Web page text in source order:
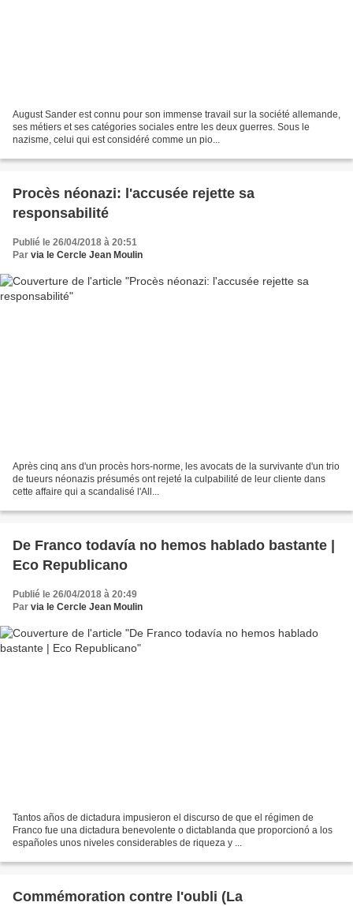
August Sander est connu pour son immense travail sur la société allemande,
ses métiers et ses catégories sociales entre les deux guerres. Sous le
nazisme, celui qui est considéré comme un pio...
Procès néonazi: l'accusée rejette sa
responsabilité
Publié le 26/04/2018 à 20:51
Par via le Cercle Jean Moulin
Après cinq ans d'un procès hors-norme, les avocats de la survivante d'un trio
de tueurs néonazis présumés ont rejeté la culpabilité de leur cliente dans
cette affaire qui a scandalisé l'All...
De Franco todavía no hemos hablado bastante |
Eco Republicano
Publié le 26/04/2018 à 20:49
Par via le Cercle Jean Moulin
Tantos años de dictadura impusieron el discurso de que el régimen de
Franco fue una dictadura benevolente o dictablanda que proporcionó a los
españoles unos niveles considerables de riqueza y ...
Commémoration contre l'oubli (La